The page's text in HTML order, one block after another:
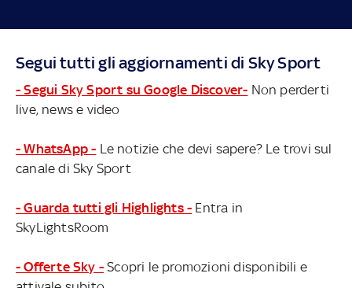
Segui tutti gli aggiornamenti di Sky Sport
- Segui Sky Sport su Google Discover- Non perderti
live, news e video
- WhatsApp - Le notizie che devi sapere? Le trovi sul
canale di Sky Sport
- Guarda tutti gli Highlights - Entra in
SkyLightsRoom
- Offerte Sky - Scopri le promozioni disponibili e